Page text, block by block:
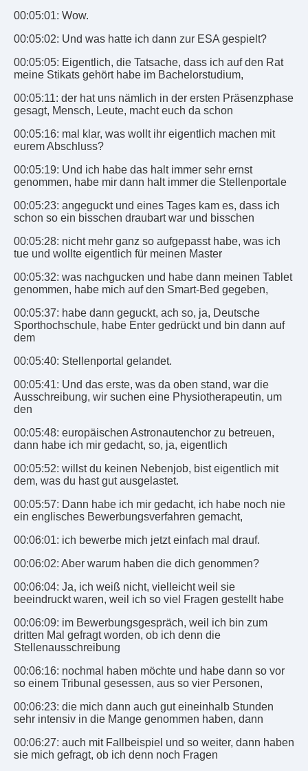
00:05:01: Wow.
00:05:02: Und was hatte ich dann zur ESA gespielt?
00:05:05: Eigentlich, die Tatsache, dass ich auf den Rat
meine Stikats gehört habe im Bachelorstudium,
00:05:11: der hat uns nämlich in der ersten Präsenzphase
gesagt, Mensch, Leute, macht euch da schon
00:05:16: mal klar, was wollt ihr eigentlich machen mit
eurem Abschluss?
00:05:19: Und ich habe das halt immer sehr ernst
genommen, habe mir dann halt immer die Stellenportale
00:05:23: angeguckt und eines Tages kam es, dass ich
schon so ein bisschen draubart war und bisschen
00:05:28: nicht mehr ganz so aufgepasst habe, was ich
tue und wollte eigentlich für meinen Master
00:05:32: was nachgucken und habe dann meinen Tablet
genommen, habe mich auf den Smart-Bed gegeben,
00:05:37: habe dann geguckt, ach so, ja, Deutsche
Sporthochschule, habe Enter gedrückt und bin dann auf
dem
00:05:40: Stellenportal gelandet.
00:05:41: Und das erste, was da oben stand, war die
Ausschreibung, wir suchen eine Physiotherapeutin, um
den
00:05:48: europäischen Astronautenchor zu betreuen,
dann habe ich mir gedacht, so, ja, eigentlich
00:05:52: willst du keinen Nebenjob, bist eigentlich mit
dem, was du hast gut ausgelastet.
00:05:57: Dann habe ich mir gedacht, ich habe noch nie
ein englisches Bewerbungsverfahren gemacht,
00:06:01: ich bewerbe mich jetzt einfach mal drauf.
00:06:02: Aber warum haben die dich genommen?
00:06:04: Ja, ich weiß nicht, vielleicht weil sie
beeindruckt waren, weil ich so viel Fragen gestellt habe
00:06:09: im Bewerbungsgespräch, weil ich bin zum
dritten Mal gefragt worden, ob ich denn die
Stellenausschreibung
00:06:16: nochmal haben möchte und habe dann so vor
so einem Tribunal gesessen, aus so vier Personen,
00:06:23: die mich dann auch gut eineinhalb Stunden
sehr intensiv in die Mange genommen haben, dann
00:06:27: auch mit Fallbeispiel und so weiter, dann haben
sie mich gefragt, ob ich denn noch Fragen